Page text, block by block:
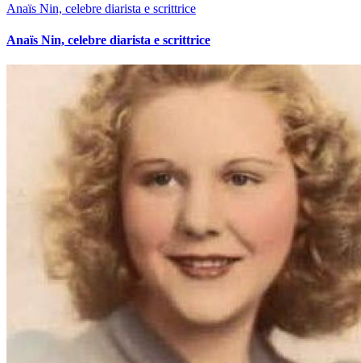
Anaïs Nin, celebre diarista e scrittrice
Anaïs Nin, celebre diarista e scrittrice